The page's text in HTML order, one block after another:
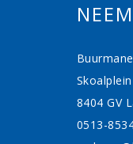
8404 GV
0513-